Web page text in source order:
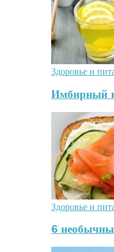
Здоровье и
Имбирный
Здоровье и
6